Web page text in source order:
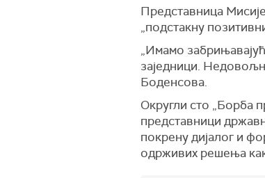
Представница
„подстакну
„Имамо
заједници.
Боденсова.
Округли сто „Борба
представници
покрену дијалог и
одрживих решења